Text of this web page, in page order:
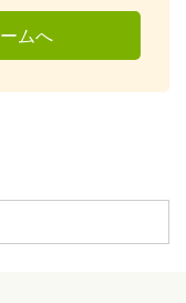
ムへ